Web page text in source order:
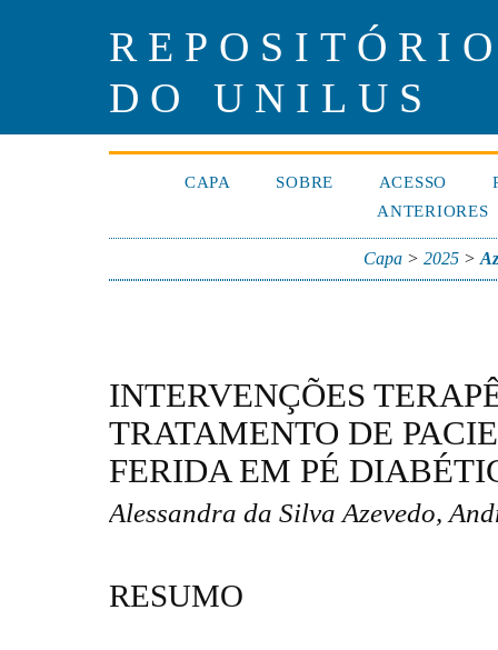
DO UNILUS
CAPA SOBRE ACESSO
ANTERIORES
Capa >2025 >
INTERVENÇÕES
TRATAMENTO DE
FERIDA EM PÉ
Alessandra da Silva Azevedo,
RESUMO